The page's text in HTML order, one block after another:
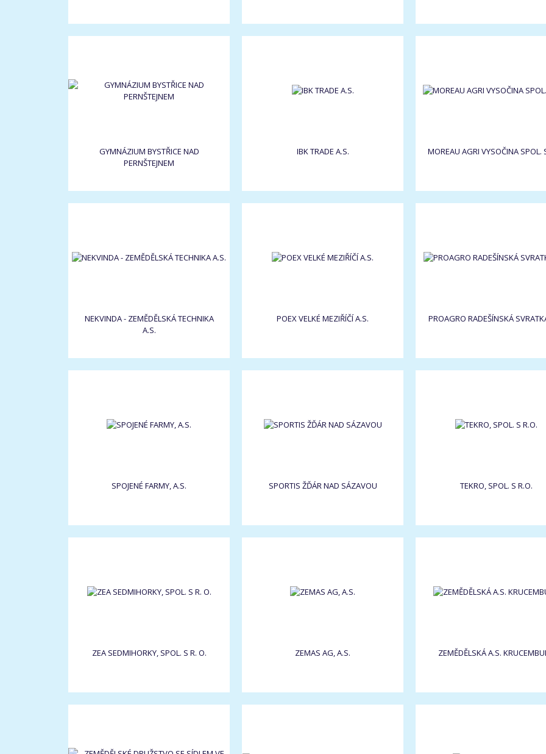
GYMNÁZIUM BYSTŘICE NAD
PERNŠTEJNEM
IBK TRADE A.S. MOREAU AGRI VYSOČINA SPOL.
NEKVINDA - ZEMĚDĚLSKÁ TECHNIKA
A.S.
POEX VELKÉ MEZIŘÍČÍ A.S. PROAGRO RADEŠÍNSKÁ
SPOJENÉ FARMY, A.S. SPORTIS ŽĎÁR NAD SÁZAVOU TEKRO, SPOL. S R.O.
ZEA SEDMIHORKY, SPOL. S R. O. ZEMAS AG, A.S. ZEMĚDĚLSKÁ A.S.